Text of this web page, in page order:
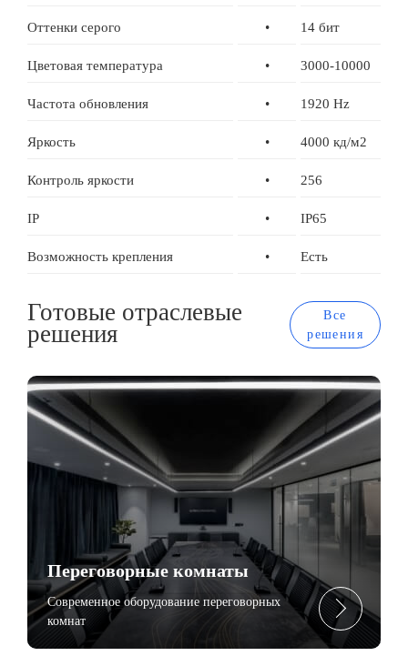
Оттенки серого • 14 бит
Цветовая температура • 3000-10000
Частота обновления • 1920 Hz
Яркость • 4000 кд/м2
Контроль яркости • 256
IP • IP65
Возможность крепления • Есть
Готовые отраслевые
решения
Все
решения
Переговорные комнаты
Современное оборудование переговорных
комнат